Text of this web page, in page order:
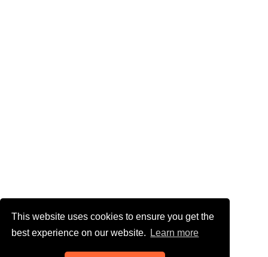
This website uses cookies to ensure you get the
best experience on our website.
Learn more